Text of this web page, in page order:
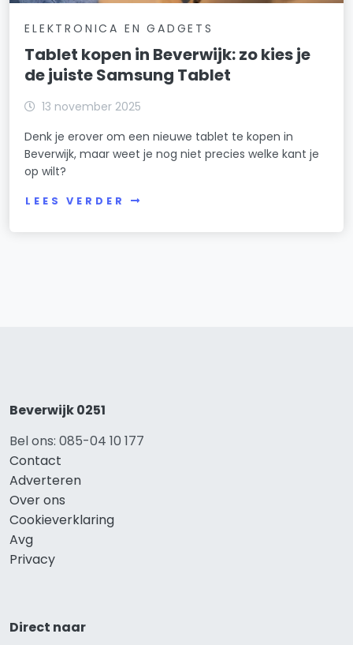
ELEKTRONICA EN GADGETS
Tablet kopen in Beverwijk: zo kies je
de juiste Samsung Tablet
13 november 2025
Denk je erover om een nieuwe tablet te kopen in
Beverwijk, maar weet je nog niet precies welke kant je
op wilt?
LEES VERDER
Beverwijk 0251
Bel ons: 085-04 10 177
Contact
Adverteren
Over ons
Cookieverklaring
Avg
Privacy
Direct naar